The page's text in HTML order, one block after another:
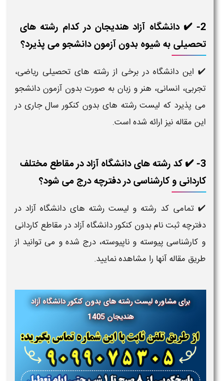
2- ✔️ دانشگاه آزاد هندیجان در کدام رشته های
تحصیلی به شیوه بدون آزمون دانشجو می پذیرد؟
✔️ این دانشگاه در برخی از رشته های تحصیلی ریاضی،
تجربی، انسانی، هنر و زبان به صورت بدون آزمون دانشجو
می پذیرد که لیست رشته های بدون کنکور سال جاری در
این مقاله نیز ارائه شده است.
3- ✔️ کد رشته های دانشگاه آزاد در مقاطع مختلف
کاردانی و کارشناسی در دفترچه درج می شود؟
✔️ تمامی کد رشته و لیست رشته های دانشگاه آزاد در
دفترچه ثبت نام بدون کنکور دانشگاه آزاد در مقاطع کاردانی
و کارشناسی پیوسته و ناپیوسته، درج شده و می توانید از
طریق مقاله آنها را مشاهده نمایید.
برای مشاوره لیست رشته های بدون کنکور دانشگاه آزاد
هندیجان 1405